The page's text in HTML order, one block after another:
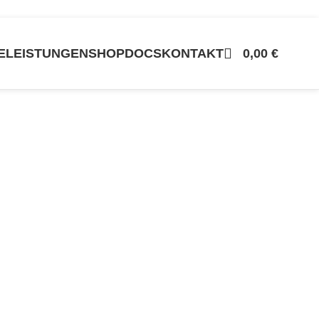
LEISTUNGENSHOPDOCSKONTAKT 0,00 €